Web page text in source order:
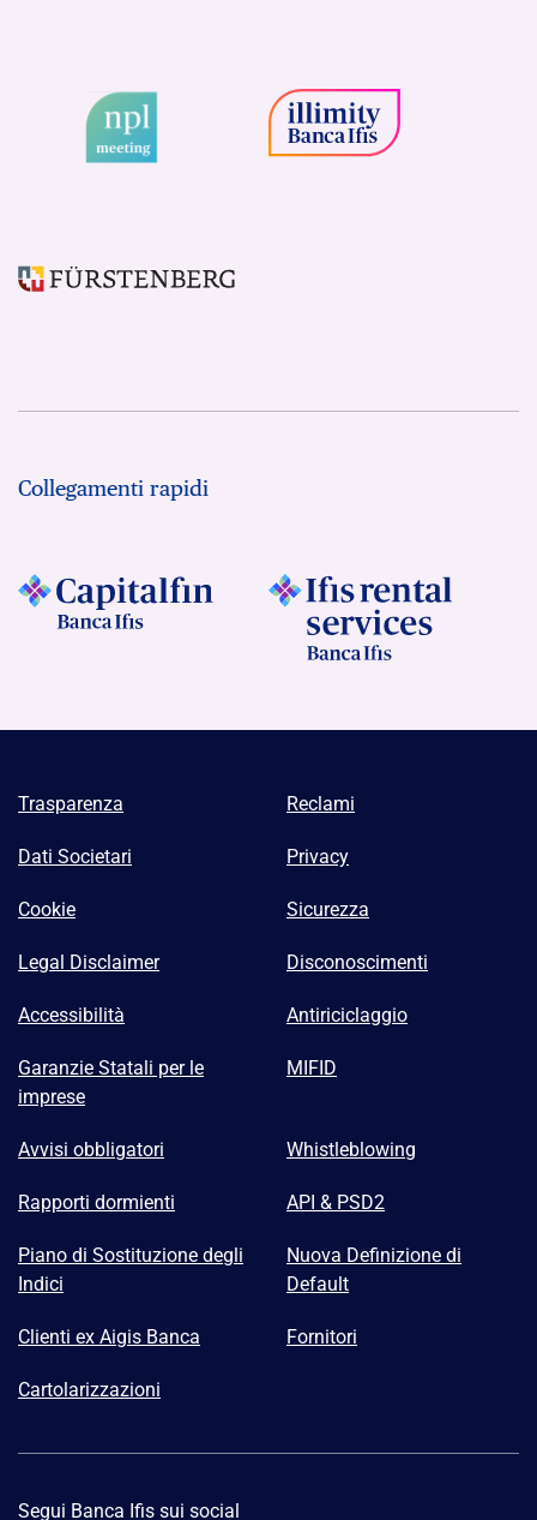
Collegamenti rapidi
Trasparenza Reclami
Dati Societari Privacy
Cookie Sicurezza
Legal Disclaimer Disconoscimenti
Accessibilità Antiriciclaggio
Garanzie Statali per le
imprese
MIFID
Avvisi obbligatori Whistleblowing
Rapporti dormienti API & PSD2
Piano di Sostituzione degli
Indici
Nuova Definizione di
Default
Clienti ex Aigis Banca Fornitori
Cartolarizzazioni
Segui Banca Ifis sui social